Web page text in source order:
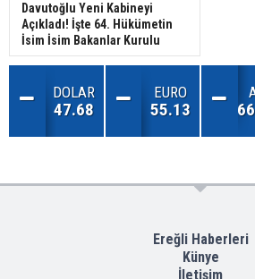
Davutoğlu Yeni Kabineyi
Açıkladı! İşte 64. Hükümetin
İsim İsim Bakanlar Kurulu
DOLAR
47.68
EURO
55.13
Ereğli Haberleri
Künye
İletişim